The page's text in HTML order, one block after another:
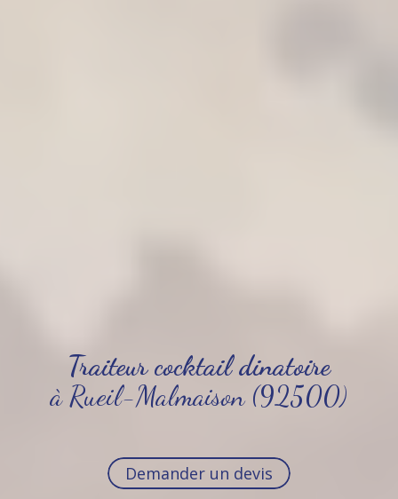
Traiteur cocktail dinatoire
à Rueil-Malmaison (92500)
Demander un devis